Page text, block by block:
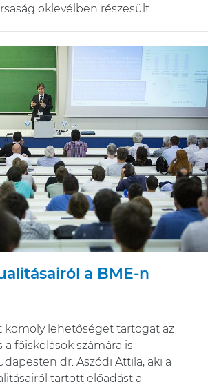
oklevélben részesült.
a BME-n
komoly lehetőséget tartogat az
főiskolások számára is –
dr. Aszódi Attila, aki a
tartott előadást a